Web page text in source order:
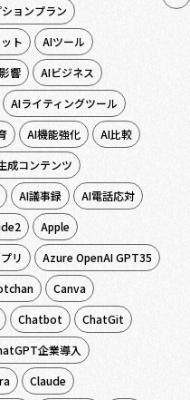
ョンプラン
ト
AIツール
響
AIビジネス
AIライティングツール
AI機能強化
AI比較
成コンテンツ
AI議事録
AI電話応対
Apple
リ
Azure OpenAI GPT35
Canva
Chatbot
ChatGit
企業導入
Claude